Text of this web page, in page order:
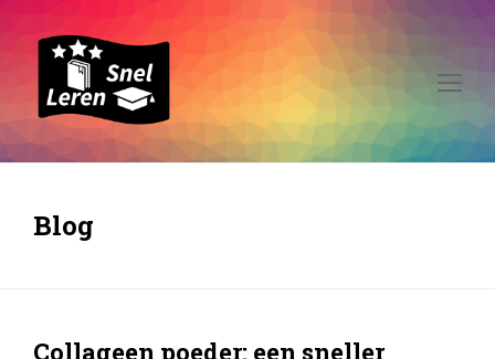
Blog
Collageen poeder: een sneller